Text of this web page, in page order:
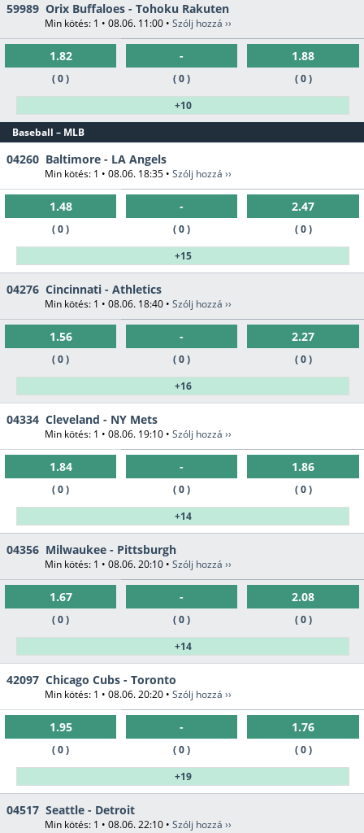
59989 Orix Buffaloes - Tohoku Rakuten
Min kötés: 1 • 08.06. 11:00 • Szólj hozzá ››
1.82
( 0 )
-
( 0 )
1.88
( 0 )
+10
Baseball – MLB
04260 Baltimore - LA Angels
Min kötés: 1 • 08.06. 18:35 • Szólj hozzá ››
1.48
( 0 )
-
( 0 )
2.47
( 0 )
+15
04276 Cincinnati - Athletics
Min kötés: 1 • 08.06. 18:40 • Szólj hozzá ››
1.56
( 0 )
-
( 0 )
2.27
( 0 )
+16
04334 Cleveland - NY Mets
Min kötés: 1 • 08.06. 19:10 • Szólj hozzá ››
1.84
( 0 )
-
( 0 )
1.86
( 0 )
+14
04356 Milwaukee - Pittsburgh
Min kötés: 1 • 08.06. 20:10 • Szólj hozzá ››
1.67
( 0 )
-
( 0 )
2.08
( 0 )
+14
42097 Chicago Cubs - Toronto
Min kötés: 1 • 08.06. 20:20 • Szólj hozzá ››
1.95
( 0 )
-
( 0 )
1.76
( 0 )
+19
04517 Seattle - Detroit
Min kötés: 1 • 08.06. 22:10 • Szólj hozzá ››